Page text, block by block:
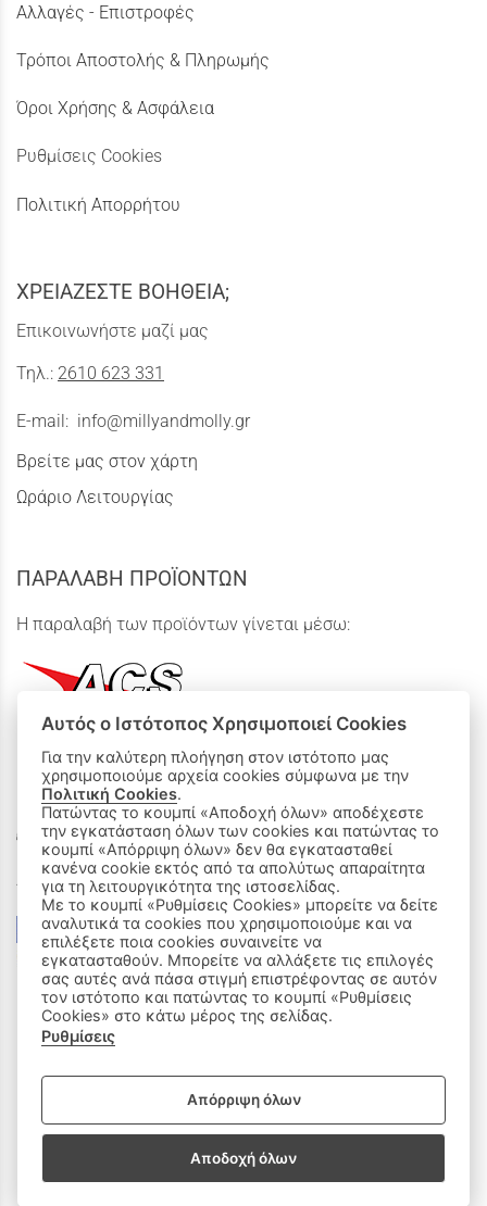
Αλλαγές - Επιστροφές
Τρόποι Αποστολής & Πληρωμής
Όροι Χρήσης & Ασφάλεια
Ρυθμίσεις Cookies
Πολιτική Απορρήτου
ΧΡΕΙΑΖΕΣΤΕ ΒΟΗΘΕΙΑ;
Επικοινωνήστε μαζί μας
Τηλ.: 2610 623 331
E-mail: info@millyandmolly.gr
Βρείτε μας στον χάρτη
Ωράριο Λειτουργίας
ΠΑΡΑΛΑΒΗ ΠΡΟΪΟΝΤΩΝ
Η παραλαβή των προϊόντων γίνεται μέσω:
ΟΙ ΑΓΟΡΕΣ ΜΟΥ
Καλάθι Αγορών
Δεχόμαστε όλες τις πιστωτικές κάρτες:
Sitemap/Login
Αυτός ο Ιστότοπος Χρησιμοποιεί Cookies
Για την καλύτερη πλοήγηση στον ιστότοπο μας
χρησιμοποιούμε αρχεία cookies σύμφωνα με την
Πολιτική Cookies.
Πατώντας το κουμπί «Αποδοχή όλων» αποδέχεστε
την εγκατάσταση όλων των cookies και πατώντας το
κουμπί «Απόρριψη όλων» δεν θα εγκατασταθεί
κανένα cookie εκτός από τα απολύτως απαραίτητα
για τη λειτουργικότητα της ιστοσελίδας.
Με το κουμπί «Ρυθμίσεις Cookies» μπορείτε να δείτε
αναλυτικά τα cookies που χρησιμοποιούμε και να
επιλέξετε ποια cookies συναινείτε να
εγκατασταθούν. Μπορείτε να αλλάξετε τις επιλογές
σας αυτές ανά πάσα στιγμή επιστρέφοντας σε αυτόν
τον ιστότοπο και πατώντας το κουμπί «Ρυθμίσεις
Cookies» στο κάτω μέρος της σελίδας.
Ρυθμίσεις
Απόρριψη όλων
Αποδοχή όλων